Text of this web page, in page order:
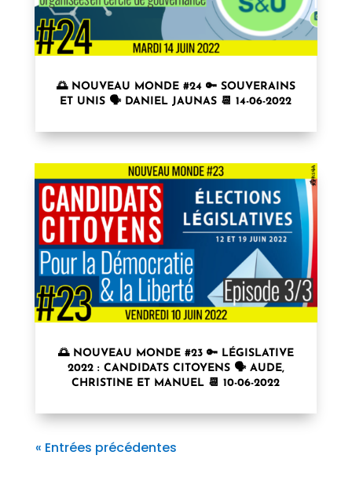
🌅 NOUVEAU MONDE #24 🔑 SOUVERAINS
ET UNIS 🗣 DANIEL JAUNAS 📆 14-06-2022
🌅 NOUVEAU MONDE #23 🔑 LÉGISLATIVE
2022 : CANDIDATS CITOYENS 🗣 AUDE,
CHRISTINE ET MANUEL 📆 10-06-2022
« Entrées précédentes